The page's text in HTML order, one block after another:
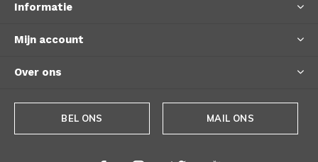
Informatie
Mijn account
Over ons
BEL ONS MAIL ONS